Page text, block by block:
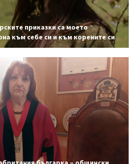
приказки са моето
към себе си и към корените си